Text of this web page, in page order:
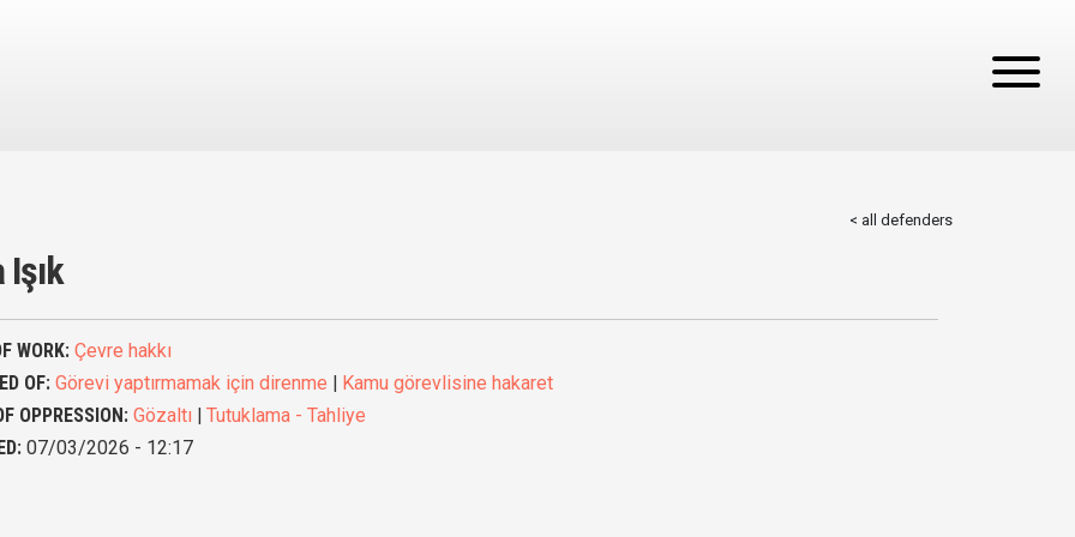
< all defenders
Işık
WORK: Çevre hakkı
OF: Görevi yaptırmamak için direnme | Kamu görevlisine hakaret
OPPRESSION: Gözaltı | Tutuklama - Tahliye
07/03/2026 - 12:17